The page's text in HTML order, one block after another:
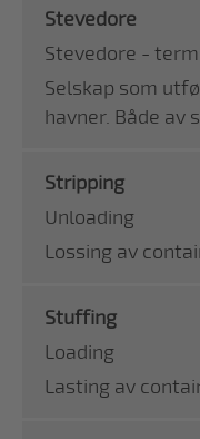
Stevedore
Stevedore -
Selskap som
havner. Både av
Stripping
Unloading
Lossing av
Stuffing
Loading
Lasting av